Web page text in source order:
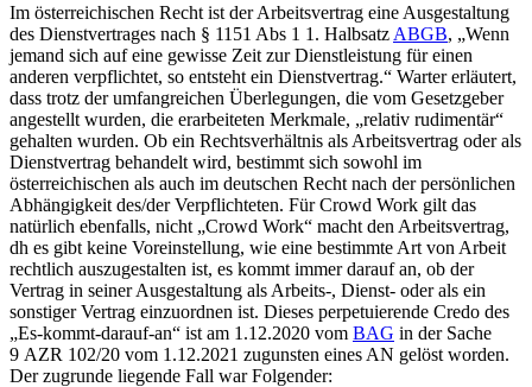
Im österreichischen Recht ist der Arbeitsvertrag eine Ausgestaltung
des Dienstvertrages nach § 1151 Abs 1 1. Halbsatz ABGB, „Wenn
jemand sich auf eine gewisse Zeit zur Dienstleistung für einen
anderen verpflichtet, so entsteht ein Dienstvertrag.“ Warter erläutert,
dass trotz der umfangreichen Überlegungen, die vom Gesetzgeber
angestellt wurden, die erarbeiteten Merkmale, „relativ rudimentär“
gehalten wurden. Ob ein Rechtsverhältnis als Arbeitsvertrag oder als
Dienstvertrag behandelt wird, bestimmt sich sowohl im
österreichischen als auch im deutschen Recht nach der persönlichen
Abhängigkeit des/der Verpflichteten. Für Crowd Work gilt das
natürlich ebenfalls, nicht „Crowd Work“ macht den Arbeitsvertrag,
dh es gibt keine Voreinstellung, wie eine bestimmte Art von Arbeit
rechtlich auszugestalten ist, es kommt immer darauf an, ob der
Vertrag in seiner Ausgestaltung als Arbeits-, Dienst- oder als ein
sonstiger Vertrag einzuordnen ist. Dieses perpetuierende Credo des
„Es-kommt-darauf-an“ ist am 1.12.2020 vom BAG in der Sache
9 AZR 102/20 vom 1.12.2021 zugunsten eines AN gelöst worden.
Der zugrunde liegende Fall war Folgender: